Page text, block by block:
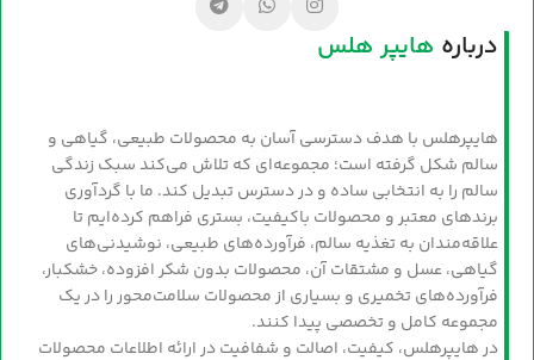
درباره هایپر هلس
هایپرهلس با هدف دسترسی آسان به محصولات طبیعی، گیاهی و
سالم شکل گرفته است؛ مجموعه‌ای که تلاش می‌کند سبک زندگی
سالم را به انتخابی ساده و در دسترس تبدیل کند. ما با گردآوری
برندهای معتبر و محصولات باکیفیت، بستری فراهم کرده‌ایم تا
علاقه‌مندان به تغذیه سالم، فرآورده‌های طبیعی، نوشیدنی‌های
گیاهی، عسل و مشتقات آن، محصولات بدون شکر افزوده، خشکبار،
فرآورده‌های تخمیری و بسیاری از محصولات سلامت‌محور را در یک
مجموعه کامل و تخصصی پیدا کنند.
در هایپرهلس، کیفیت، اصالت و شفافیت در ارائه اطلاعات محصولات